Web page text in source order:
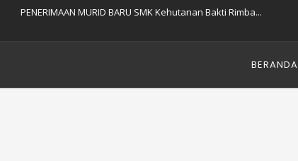
PENERIMAAN MURID BARU SMK Kehutanan Bakti Rimba...
SMK Kehutanan Bakti Rimba Resmi Gandeng Universitas Kuningan...
MPLS SMK Kehutanan Bakti Rimba...
BERANDA